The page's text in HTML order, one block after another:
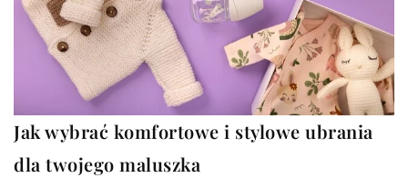
Jak wybrać komfortowe i stylowe ubrania
dla twojego maluszka